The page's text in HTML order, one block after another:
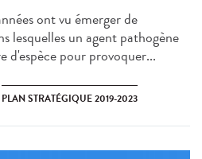
ont vu émerger de
lesquelles un agent pathogène
d'espèce pour provoquer...
PLAN STRATÉGIQUE 2019-2023